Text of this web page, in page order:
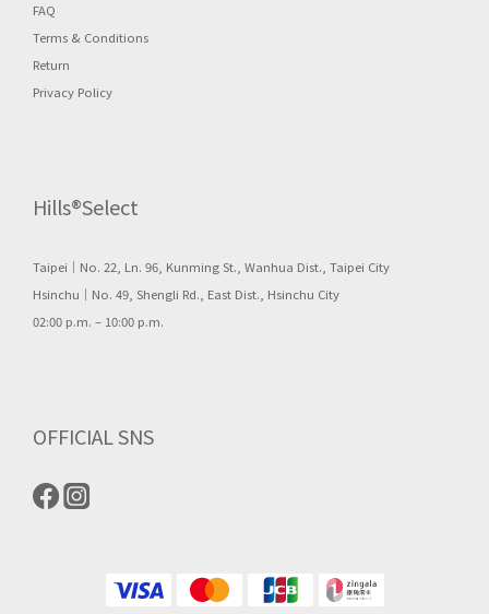
FAQ
Terms & Conditions
Return
Privacy Policy
Hills®Select
Taipei｜No. 22, Ln. 96, Kunming St., Wanhua Dist., Taipei City
Hsinchu｜No. 49, Shengli Rd., East Dist., Hsinchu City
02:00 p.m. – 10:00 p.m.
OFFICIAL SNS